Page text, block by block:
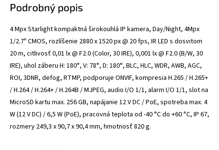
Podrobný popis
4 Mpx Starlight kompaktná širokouhlá IP kamera, Day/Night, 4Mpx
1/2.7" CMOS, rozlíšenie 2880 x 1520 px @ 20 fps, IR LED s dosvitom
20 m, citlivosť 0,01 lx @ F2.0 (Color, 30 IRE), 0,001 lx @ F2.0 (B/W, 30
IRE), uhol záberu H: 180°, V: 78°, D: 180°, BLC, HLC, WDR, AWB, AGC,
ROI, 3DNR, defog, RTMP, podporuje ONVIF, kompresia H.265 / H.265+
/ H.264 / H.264+ / H.264B / MJPEG, audio I/O 1/1, alarm I/O 1/1, slot na
MicroSD kartu max. 256 GB, napájanie 12 V DC / PoE, spotreba max. 4
W (12 V DC) / 6,5 W (PoE), pracovná teplota od -40 °C do +60 °C, IP 67,
rozmery 249,3 x 90,7 x 90,4 mm, hmotnosť 820 g.